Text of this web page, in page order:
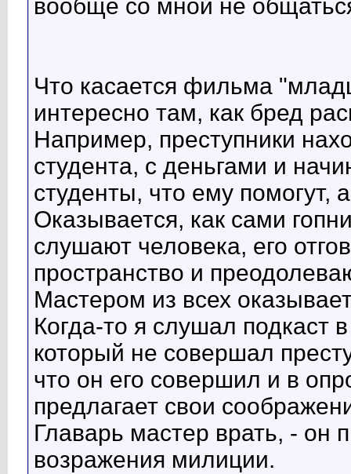
вообще со мной не
Что касается фильма
интересно там, как бред
Например, преступники
студента, с деньгами и
студенты, что ему помогут,
Оказывается, как сами
слушают человека, его
пространство и
Мастером из всех
Когда-то я слушал подкаст
который не совершал
что он его совершил и в
предлагает свои
Главарь мастер врать, - он
возражения милиции.